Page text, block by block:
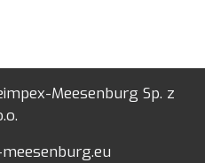
Meesenburg Sp. z